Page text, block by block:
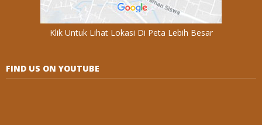
Klik Untuk Lihat Lokasi Di Peta Lebih Besar
FIND US ON YOUTUBE